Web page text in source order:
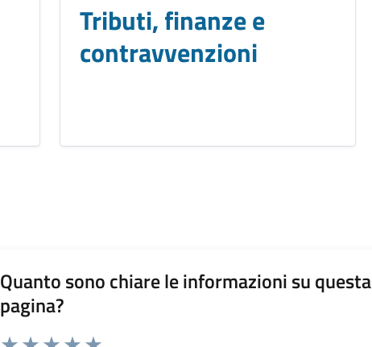
Tributi, finanze e
contravvenzioni
Quanto sono chiare le informazioni su questa
pagina?
Valuta da 1 a 5 stelle la pagina